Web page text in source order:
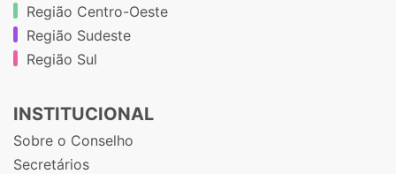
Região Centro-Oeste
Região Sudeste
Região Sul
INSTITUCIONAL
Sobre o Conselho
Secretários